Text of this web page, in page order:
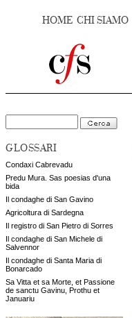
HOME CHI SIAMO
GLOSSARI
Condaxi Cabrevadu
Predu Mura. Sas poesias d'una
bida
Il condaghe di San Gavino
Agricoltura di Sardegna
Il registro di San Pietro di Sorres
Il condaghe di San Michele di
Salvennor
Il condaghe di Santa Maria di
Bonarcado
Sa Vitta et sa Morte, et Passione
de sanctu Gavinu, Prothu et
Januariu